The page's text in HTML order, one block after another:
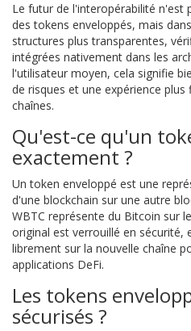
Le futur de l'interopérabilité n'est
des tokens enveloppés, mais
structures plus transparentes,
intégrées nativement dans les
l'utilisateur moyen, cela signifie
de risques et une expérience
chaînes.
Qu'est-ce qu'un
exactement ?
Un token enveloppé est une
d'une blockchain sur une autre
WBTC représente du Bitcoin sur
original est verrouillé en sécurité,
librement sur la nouvelle chaîne
applications DeFi.
Les tokens
sécurisés ?